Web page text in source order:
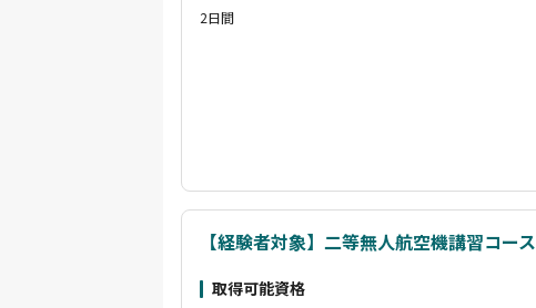
2日間
【経験者対象】二等無人航空機講習コース
取得可能資格